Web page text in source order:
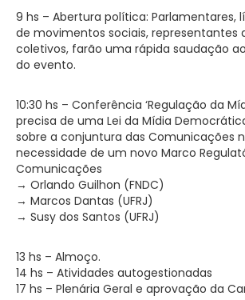
9 hs – Abertura política: Parlamentares,
de movimentos sociais, representantes
coletivos, farão uma rápida saudação
do evento.
10:30 hs – Conferência ‘Regulação da
precisa de uma Lei da Mídia
sobre a conjuntura das Comunicações
necessidade de um novo Marco
Comunicações
→ Orlando Guilhon (FNDC)
→ Marcos Dantas (UFRJ)
→ Susy dos Santos (UFRJ)
13 hs – Almoço.
14 hs – Atividades autogestionadas
17 hs – Plenária Geral e aprovação da